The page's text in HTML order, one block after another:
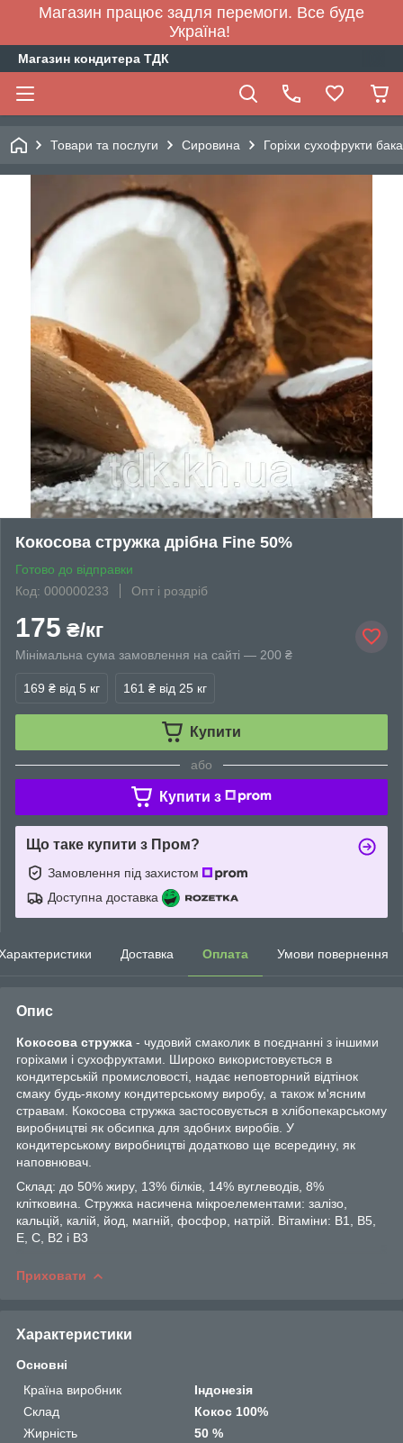
Магазин працює задля перемоги. Все буде
Україна!
Магазин кондитера ТДК
Товари та послуги Сировина Горіхи сухофрукти
Кокосова стружка дрібна Fine 50%
Готово до відправки
Код: 000000233
Опт і роздріб
175 ₴/кг
Мінімальна сума замовлення на сайті — 200 ₴
169 ₴ від 5 кг 161 ₴ від 25 кг
Купити
або
Купити з
Що таке купити з Пром?
Замовлення під захистом
Доступна доставка
Доставка Оплата Умови повернення
Опис
Кокосова стружка - чудовий смаколик в поєднанні з іншими
горіхами і сухофруктами. Широко використовується в
кондитерській промисловості, надає неповторний відтінок
смаку будь-якому кондитерському виробу, а також м'ясним
стравам. Кокосова стружка застосовується в хлібопекарському
виробництві як обсипка для здобних виробів. У
кондитерському виробництві додатково ще всередину, як
наповнювач.
Склад: до 50% жиру, 13% білків, 14% вуглеводів, 8%
клітковина. Стружка насичена мікроелементами: залізо,
кальцій, калій, йод, магній, фосфор, натрій. Вітаміни: В1, В5,
Е, С, В2 і В3
Приховати
Характеристики
Основні
Країна виробник
Індонезія
Склад
Кокос 100%
Жирність
50 %